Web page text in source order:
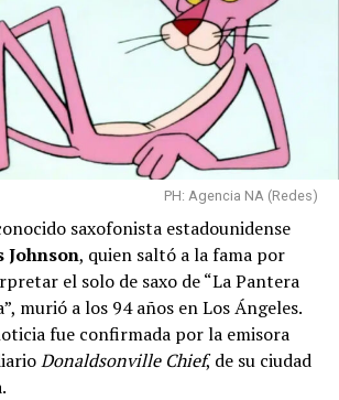
“Gran Spectrum” busca
espectro de la identidad LGTBIQ+”
a una comunidad que, según sostuvo,
apoyo en el futuro”. También destacó
del cuerpo desnudo como expresión
“un paso adelante hacia el futuro” y
de los participantes durante la
PH: Agencia NA (Redes)
saxofonista estadounidense
Johnson, quien saltó a la fama por
el solo de saxo de “La Pantera
murió a los 94 años en Los Ángeles.
fue confirmada por la emisora
Donaldsonville Chief, de su ciudad